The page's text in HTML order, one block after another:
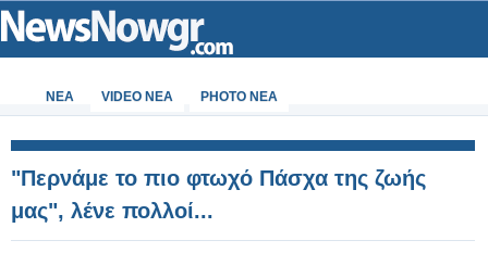
ΝΕΑ VIDEO NEA PHOTO NEA
"Περνάμε το πιο φτωχό Πάσχα της ζωής
μας", λένε πολλοί...